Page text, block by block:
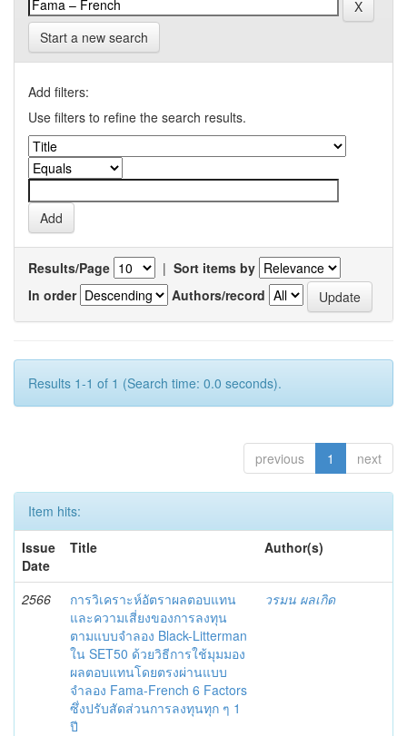
Start a new search
Add filters:
Use filters to refine the search results.
Results/Page | Sort items by
In order
Authors/record
Results 1-1 of 1 (Search time: 0.0 seconds).
previous 1 next
Item hits:
Issue
Date
Title Author(s)
2566
การวิเคราะห์อัตราผลตอบแทน
และความเสี่ยงของการลงทุน
ตามแบบจำลอง Black-Litterman
ใน SET50 ด้วยวิธีการใช้มุมมอง
ผลตอบแทนโดยตรงผ่านแบบ
จำลอง Fama-French 6 Factors
ซึ่งปรับสัดส่วนการลงทุนทุก ๆ 1
ปี
วรมน ผลเกิด